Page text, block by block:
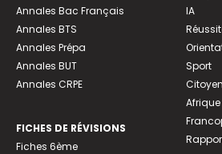
Annales Bac Français
Annales BTS
Annales Prépa
Annales BUT
Annales CRPE
FICHES DE RÉVISIONS
Fiches 6ème
IA
Sport
Afrique